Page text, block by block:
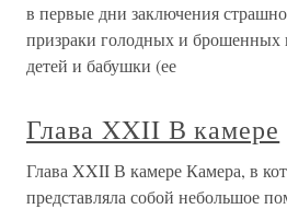
в первые дни заключения
призраки голодных и брошенных
детей и бабушки (ее
Глава XXII В камере
Глава XXII В камере Камера, в
представляла собой небольшое